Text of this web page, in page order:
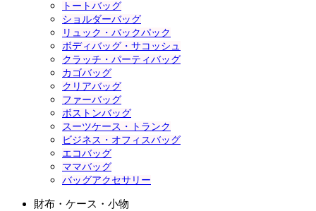
トートバッグ
ショルダーバッグ
リュック・バックパック
ボディバッグ・サコッシュ
クラッチ・パーティバッグ
カゴバッグ
クリアバッグ
ファーバッグ
ボストンバッグ
スーツケース・トランク
ビジネス・オフィスバッグ
エコバッグ
ママバッグ
バッグアクセサリー
財布・ケース・小物